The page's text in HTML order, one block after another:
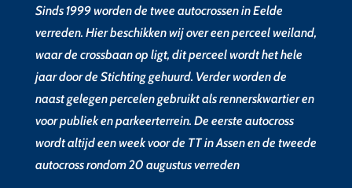
Sinds 1999 worden de twee autocrossen in Eelde
verreden. Hier beschikken wij over een perceel weiland,
waar de crossbaan op ligt, dit perceel wordt het hele
jaar door de Stichting gehuurd. Verder worden de
naast gelegen percelen gebruikt als rennerskwartier en
voor publiek en parkeerterrein. De eerste autocross
wordt altijd een week voor de TT in Assen en de tweede
autocross rondom 20 augustus verreden